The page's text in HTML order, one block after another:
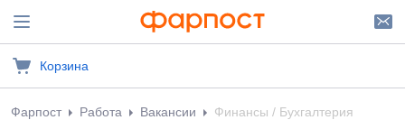
Корзина
Фарпост Работа Вакансии Финансы / Бухгалтерия